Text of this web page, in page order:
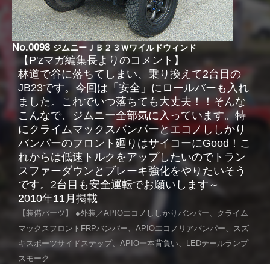
No.0098 ジムニーＪＢ２３Ｗワイルドウィンド
【P'zマガ編集長よりのコメント】
林道で谷に落ちてしまい、乗り換えて2台目の
JB23です。今回は「安全」にロールバーも入れ
ました。これでいつ落ちても大丈夫！！そんな
こんなで、ジムニー全部気に入っています。特
にクライムマックスバンパーとエコノししかり
バンパーのフロント廻りはサイコーにGood！こ
れからは低速トルクをアップしたいのでトラン
スファーダウンとブレーキ強化をやりたいそう
です。2台目も安全運転でお願いします～
2010年11月掲載
【装備パーツ】 ●外装／APIOエコノししかりバンパー、クライム
マックスフロントFRPバンパー、APIOエコノリアバンパー、スズ
キスポーツサイドステップ、APIO一本背負い、LEDテールランプ
スモーク